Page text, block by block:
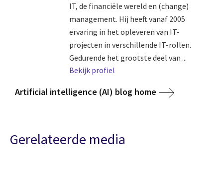
IT, de financiële wereld en (change)
management. Hij heeft vanaf 2005
ervaring in het opleveren van IT-
projecten in verschillende IT-rollen.
Gedurende het grootste deel van ...
Bekijk profiel
Artificial intelligence (AI) blog home
Gerelateerde media